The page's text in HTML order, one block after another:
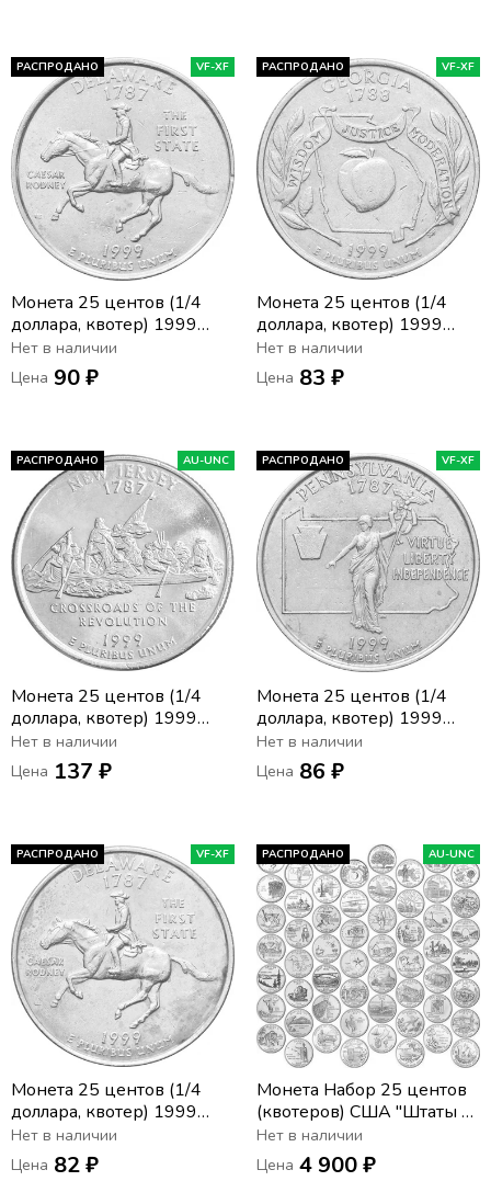
РАСПРОДАНО VF-XF
Монета 25 центов (1/4
доллара, квотер) 1999
США «Штат Делавэр» (P)
Нет в наличии
Цена 90 ₽
РАСПРОДАНО VF-XF
Монета 25 центов (1/4
доллара, квотер) 1999
США «Штат Джорджия»
(D)
Нет в наличии
Цена 83 ₽
РАСПРОДАНО AU-UNC
Монета 25 центов (1/4
доллара, квотер) 1999
США «Штат Нью-Джерси»
(D)
Нет в наличии
Цена 137 ₽
РАСПРОДАНО VF-XF
Монета 25 центов (1/4
доллара, квотер) 1999
США «Штат
Пенсильвания» (D)
Нет в наличии
Цена 86 ₽
РАСПРОДАНО VF-XF
Монета 25 центов (1/4
доллара, квотер) 1999
США «Штат Делавэр» (D)
Нет в наличии
Цена 82 ₽
РАСПРОДАНО AU-UNC
Монета Набор 25 центов
(квотеров) США "Штаты и
территории" 1999-2009
двор D (56 монет)
Нет в наличии
Цена 4 900 ₽